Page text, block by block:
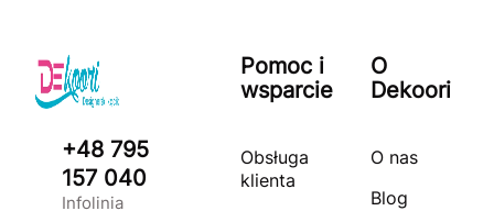
+48 795
157 040
Infolinia
Pomoc i
wsparcie
Obsługa
klienta
O
Dekoori
O nas
Blog